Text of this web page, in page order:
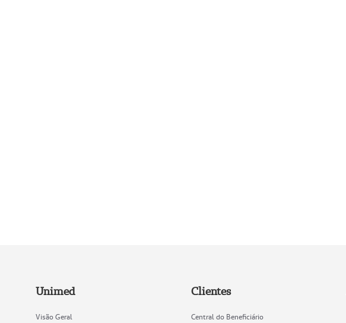
Unimed
Visão Geral
Clientes
Central do Beneficiário